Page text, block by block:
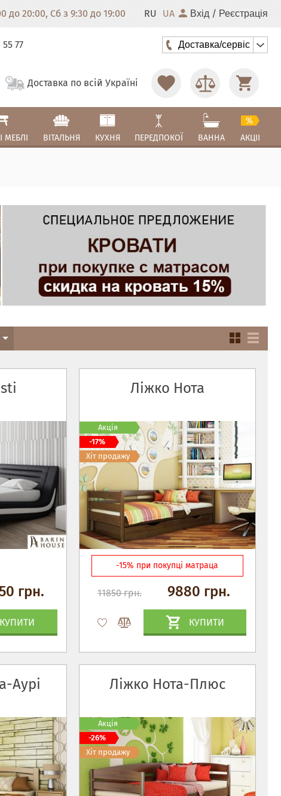
20:00, Сб з 9:30 до 19:00 RU UA Вхід / Реєстрація
77 Доставка/сервіс
Доставка по всій Україні
МЕБЛІ ВІТАЛЬНЯ КУХНЯ ПЕРЕДПОКОЇ ВАННА АКЦІІ
грн.
КУПИТИ
Ліжко Нота
-15% при покупці матраца
11850 грн. 9880 грн.
КУПИТИ
Акція
-17%
Хіт продажу
Аурі Ліжко Нота-Плюс
Акція
-26%
Хіт продажу